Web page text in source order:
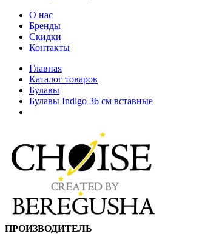
О нас
Бренды
Скидки
Контакты
Главная
Каталог товаров
Булавы
Булавы Indigo 36 см вставные
ПРОИЗВОДИТЕЛЬ